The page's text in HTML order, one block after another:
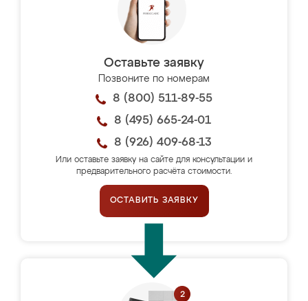
Оставьте заявку
Позвоните по номерам
8 (800) 511-89-55
8 (495) 665-24-01
8 (926) 409-68-13
Или оставьте заявку на сайте для консультации и
предварительного расчёта стоимости.
ОСТАВИТЬ ЗАЯВКУ